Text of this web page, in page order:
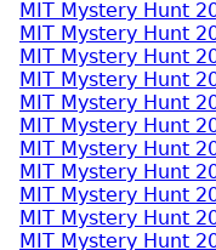
MIT Mystery Hunt
MIT Mystery Hunt
MIT Mystery Hunt
MIT Mystery Hunt
MIT Mystery Hunt
MIT Mystery Hunt
MIT Mystery Hunt
MIT Mystery Hunt
MIT Mystery Hunt
MIT Mystery Hunt
MIT Mystery Hunt